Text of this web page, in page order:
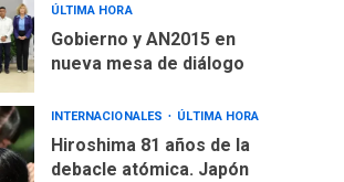
ÚLTIMA HORA
Gobierno y AN2015 en
nueva mesa de diálogo
INTERNACIONALES ÚLTIMA HORA
Hiroshima 81 años de la
debacle atómica. Japón